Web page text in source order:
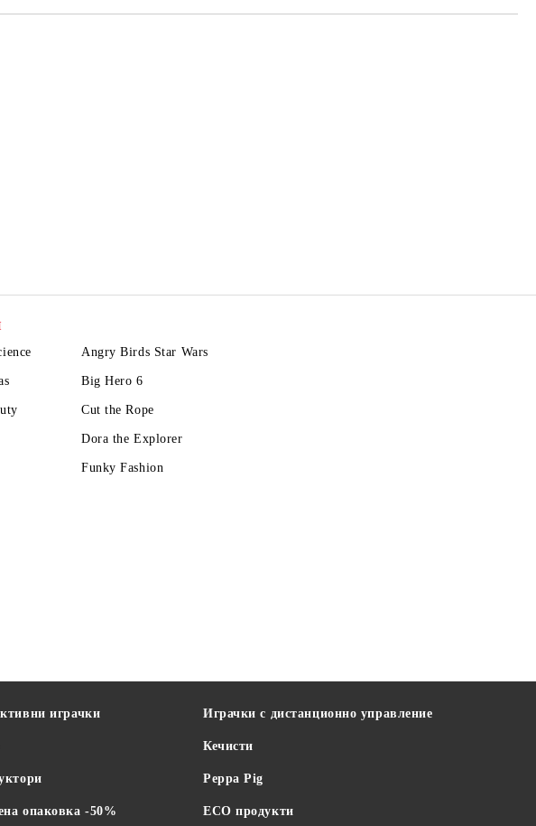
Angry Birds Star Wars
Big Hero 6
Cut the Rope
Dora the Explorer
Funky Fashion
играчки
опаковка -50%
Играчки с дистанционно управление
Кечисти
Peppa Pig
ECO продукти